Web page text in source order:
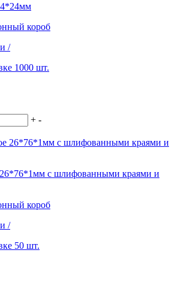
короб
/
1000 шт.
+ -
26*76*1мм с шлифованными краями и
короб
/
50 шт.